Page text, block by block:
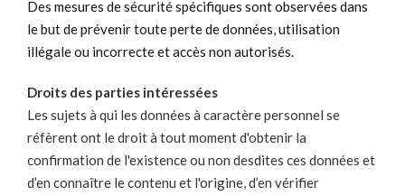
Des mesures de sécurité spécifiques sont observées dans
le but de prévenir toute perte de données, utilisation
illégale ou incorrecte et accès non autorisés.
Droits des parties intéressées
Les sujets à qui les données à caractère personnel se
réfèrent ont le droit à tout moment d'obtenir la
confirmation de l'existence ou non desdites ces données et
d’en connaître le contenu et l'origine, d’en vérifier